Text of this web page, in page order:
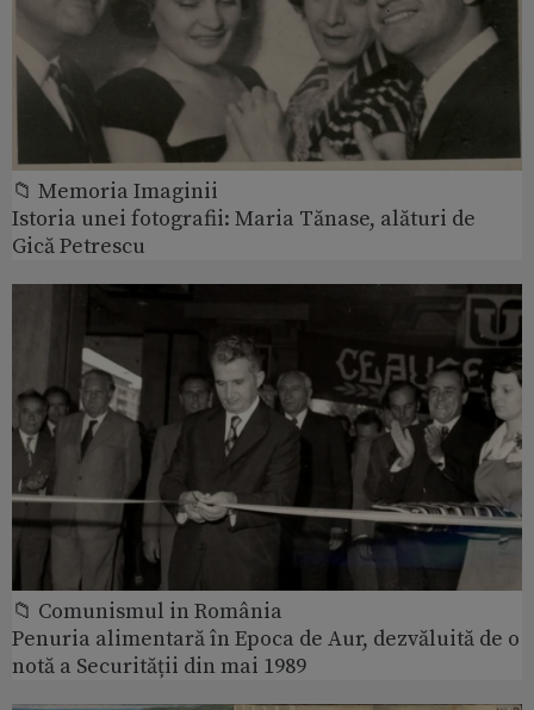
📁 Memoria Imaginii
Istoria unei fotografii: Maria Tănase, alături de
Gică Petrescu
📁 Comunismul in România
Penuria alimentară în Epoca de Aur, dezvăluită de o
notă a Securității din mai 1989